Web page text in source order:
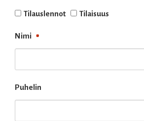
Tilauslennot Tilaisuus
Nimi
Puhelin